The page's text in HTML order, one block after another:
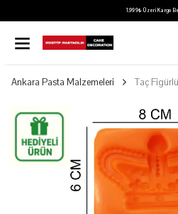
1.999₺ Üzeri Kargo
Ankara Pasta Malzemeleri Taç